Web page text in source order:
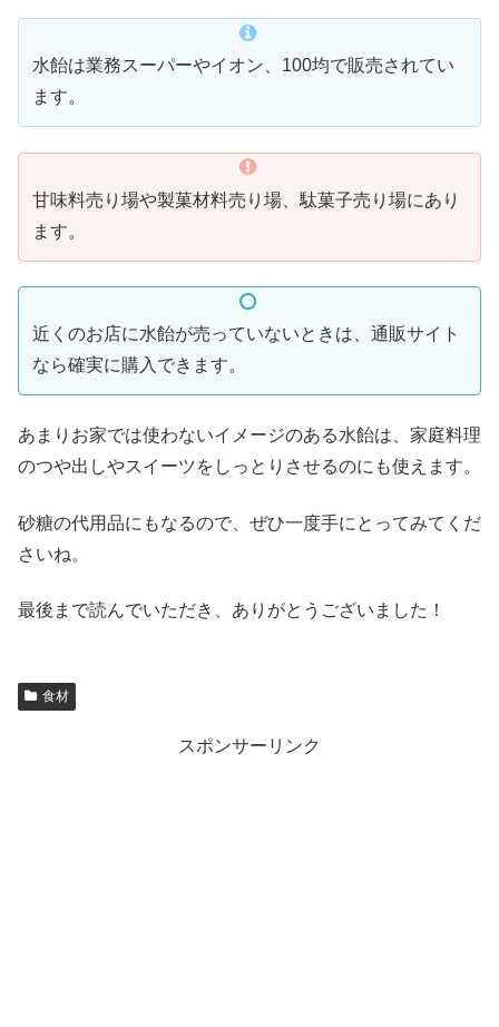
水飴は業務スーパーやイオン、100均で販売されてい
ます。
甘味料売り場や製菓材料売り場、駄菓子売り場にあり
ます。
近くのお店に水飴が売っていないときは、通販サイト
なら確実に購入できます。
あまりお家では使わないイメージのある水飴は、家庭料理
のつや出しやスイーツをしっとりさせるのにも使えます。
砂糖の代用品にもなるので、ぜひ一度手にとってみてくだ
さいね。
最後まで読んでいただき、ありがとうございました！
食材
スポンサーリンク